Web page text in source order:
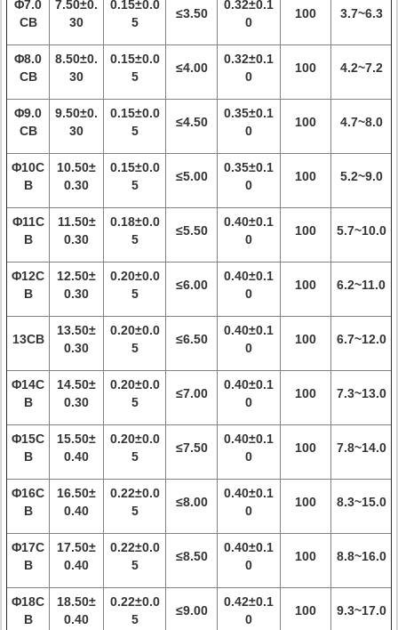
Φ7.0
CB
7.50±0.
30
0.15±0.0
5
≤3.50
0.32±0.1
0
100 3.7~6.3
Φ8.0
CB
8.50±0.
30
0.15±0.0
5
≤4.00
0.32±0.1
0
100 4.2~7.2
Φ9.0
CB
9.50±0.
30
0.15±0.0
5
≤4.50
0.35±0.1
0
100 4.7~8.0
Φ10C
B
10.50±
0.30
0.15±0.0
5
≤5.00
0.35±0.1
0
100 5.2~9.0
Φ11C
B
11.50±
0.30
0.18±0.0
5
≤5.50
0.40±0.1
0
100 5.7~10.0
Φ12C
B
12.50±
0.30
0.20±0.0
5
≤6.00
0.40±0.1
0
100 6.2~11.0
13CB
13.50±
0.30
0.20±0.0
5
≤6.50
0.40±0.1
0
100 6.7~12.0
Φ14C
B
14.50±
0.30
0.20±0.0
5
≤7.00
0.40±0.1
0
100 7.3~13.0
Φ15C
B
15.50±
0.40
0.20±0.0
5
≤7.50
0.40±0.1
0
100 7.8~14.0
Φ16C
B
16.50±
0.40
0.22±0.0
5
≤8.00
0.40±0.1
0
100 8.3~15.0
Φ17C
B
17.50±
0.40
0.22±0.0
5
≤8.50
0.40±0.1
0
100 8.8~16.0
Φ18C
B
18.50±
0.40
0.22±0.0
5
≤9.00
0.42±0.1
0
100 9.3~17.0